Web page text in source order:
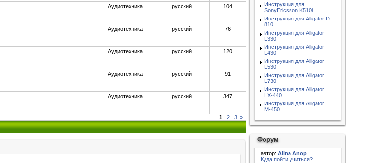
Аудиотехника русский 104
Аудиотехника русский 76
Аудиотехника русский 120
Аудиотехника русский 91
Аудиотехника русский 347
1 2 3 »
Инструкция для
SonyEricsson K510i
Инструкция для Alligator D-
810
Инструкция для Alligator
L330
Инструкция для Alligator
L430
Инструкция для Alligator
L530
Инструкция для Alligator
L730
Инструкция для Alligator
LX-440
Инструкция для Alligator
M-450
Форум
автор: Alina Anop
Куда пойти учиться?